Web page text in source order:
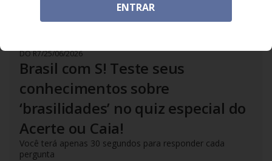
DO R7/25/06/2026
Brasil com S! Teste seus
conhecimentos sobre
‘brasilidades’ no quiz especial do
Acerte ou Caia!
Você terá apenas 30 segundos para responder cada
pergunta
ENTRAR